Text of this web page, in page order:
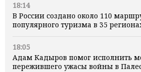
18:14
В России создано около 110
популярного туризма в 35
18:05
Адам Кадыров помог исполнить
пережившего ужасы войны в